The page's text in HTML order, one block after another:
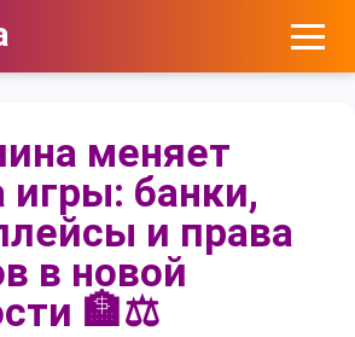
меняет
игры: банки,
и права
в новой
🏦⚖️